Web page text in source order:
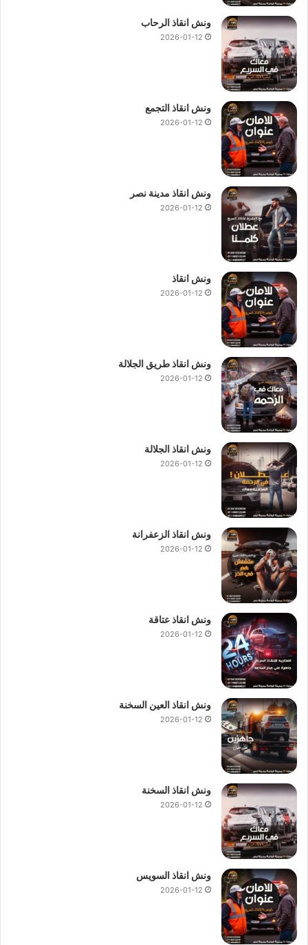
ونش انقاذ الرحاب
2026-01-12
ونش انقاذ التجمع
2026-01-12
ونش انقاذ مدينة نصر
2026-01-12
ونش انقاذ
2026-01-12
ونش انقاذ طريق الجلالة
2026-01-12
ونش انقاذ الجلالة
2026-01-12
ونش انقاذ الزعفرانة
2026-01-12
ونش انقاذ عتاقة
2026-01-12
ونش انقاذ العين السخنة
2026-01-12
ونش انقاذ السخنة
2026-01-12
ونش انقاذ السويس
2026-01-12